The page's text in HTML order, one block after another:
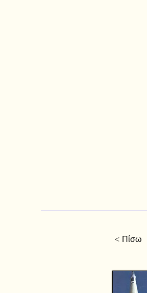
< Πίσω